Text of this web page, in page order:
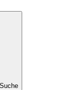
Suche